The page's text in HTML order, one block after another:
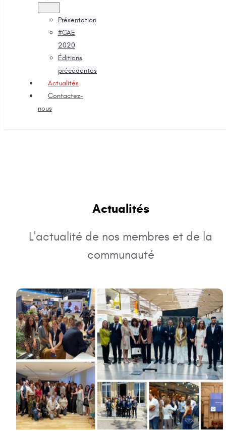
Présentation
#CAE
2020
Éditions
précédentes
Actualités
Contactez-
nous
Actualités
L'actualité de nos membres et de la
communauté